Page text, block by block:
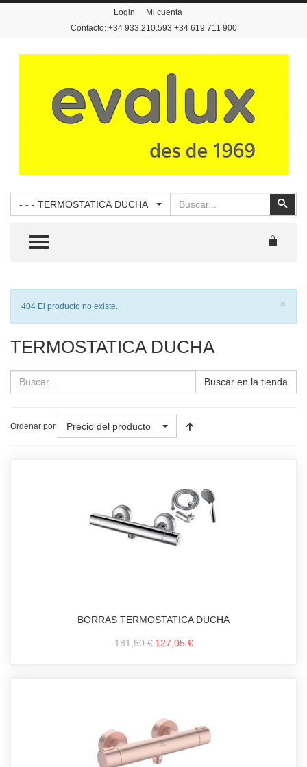
Login
Mi cuenta
Contacto: +34 933.210.593 +34 619 711 900
- - - TERMOSTATICA DUCHA
TOGGLE MENU
×
Notificación
404 El producto no existe.
TERMOSTATICA DUCHA
Buscar en la tienda
Ordenar por Precio del producto
BORRAS TERMOSTATICA DUCHA
181,50 € 127,05 €